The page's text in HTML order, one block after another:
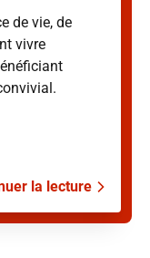
de vie, de
vivre
la lecture